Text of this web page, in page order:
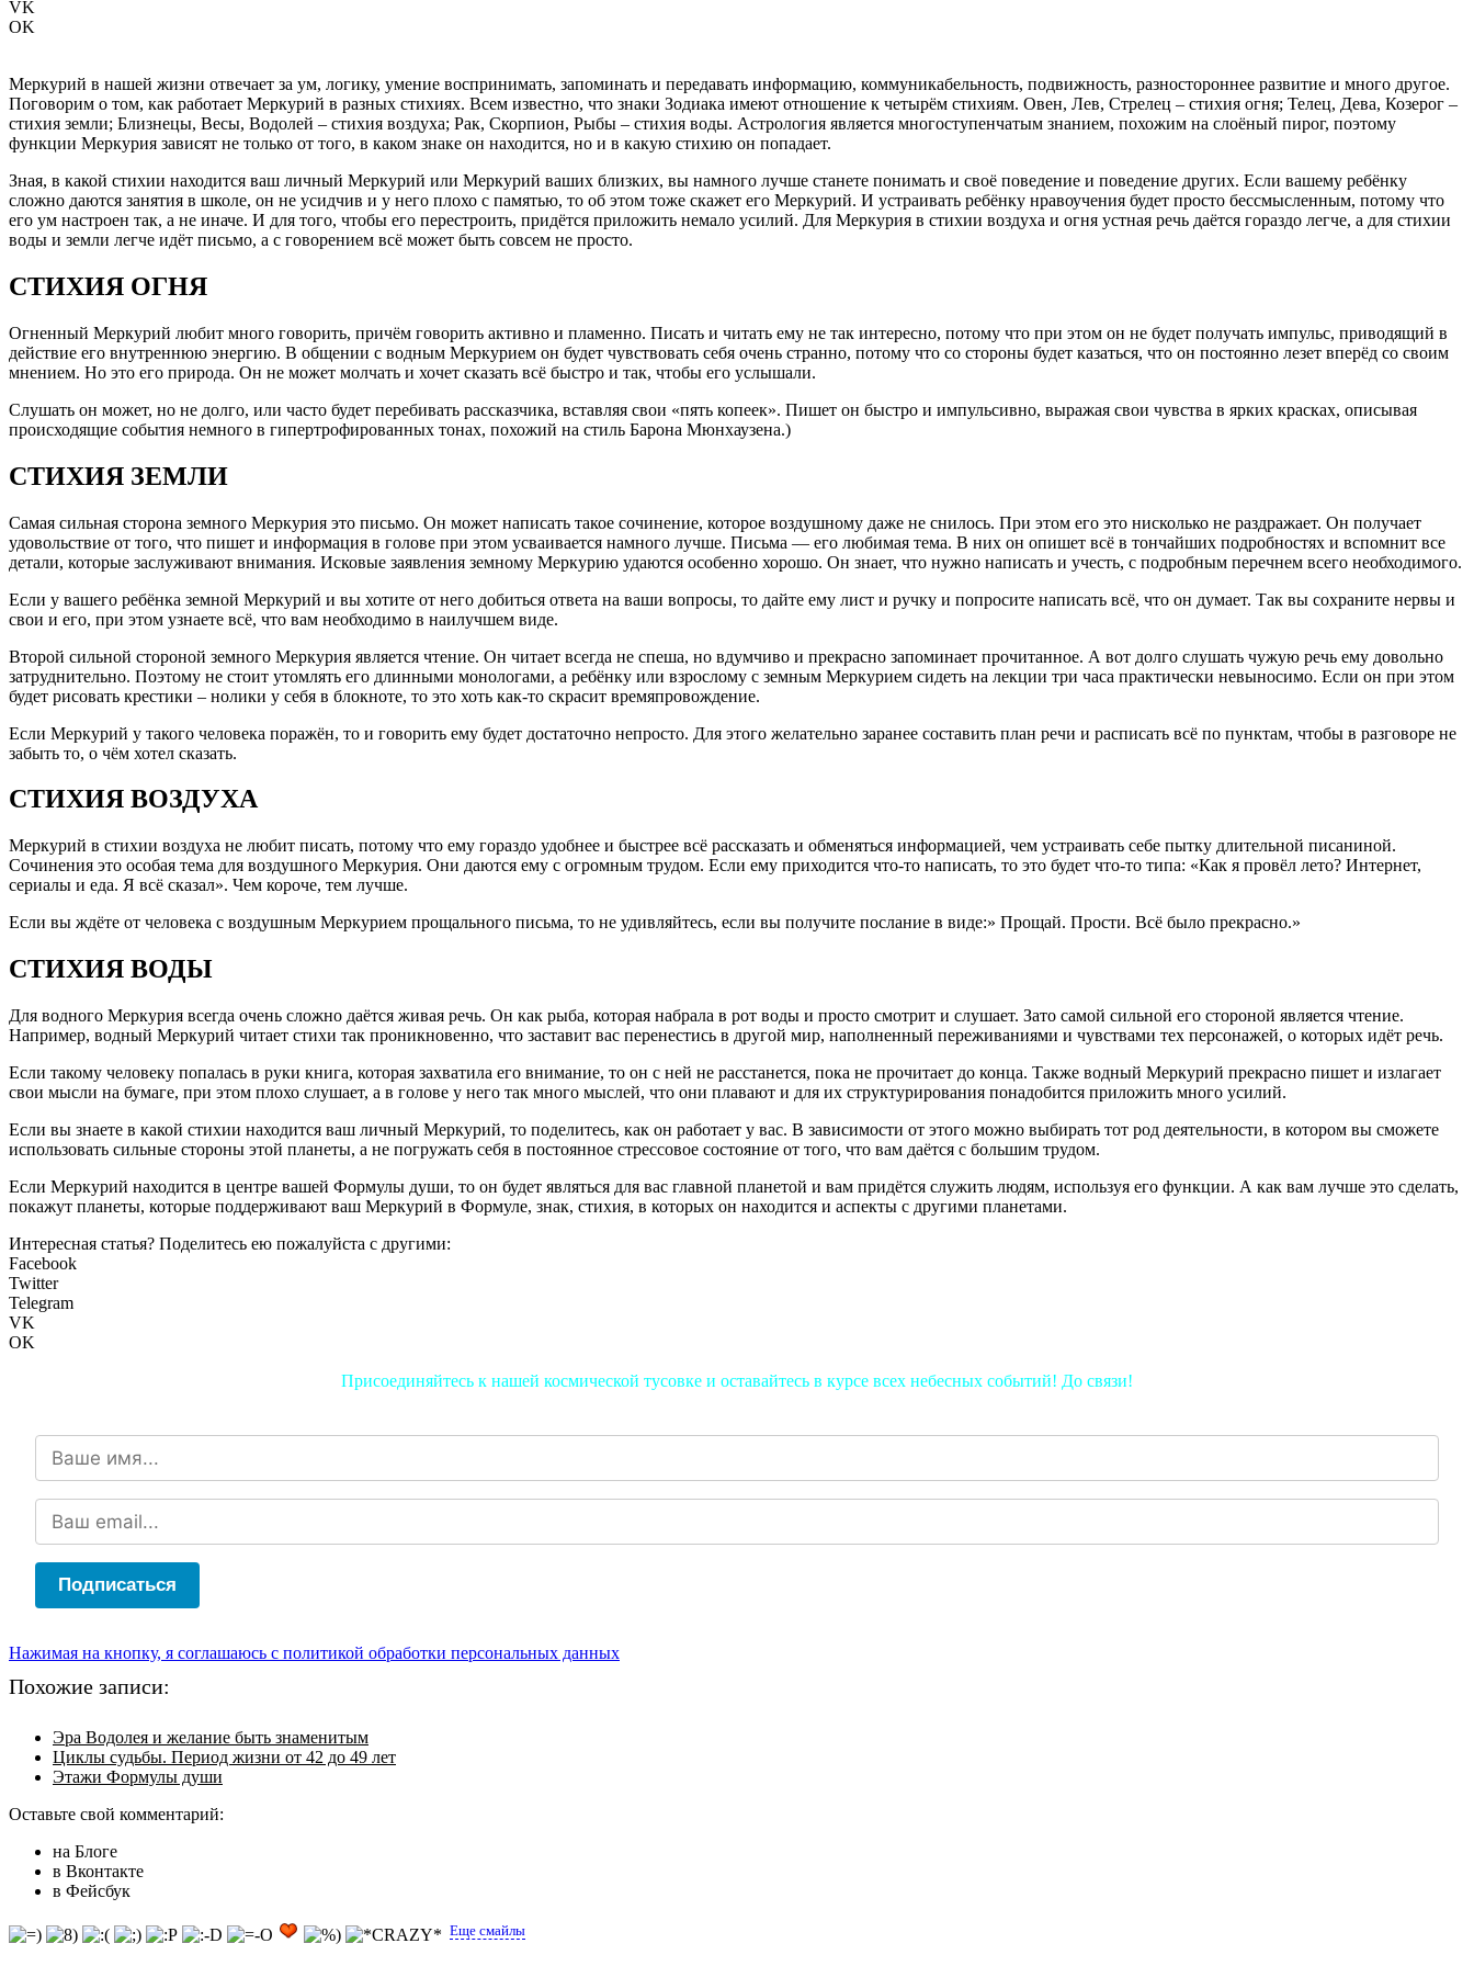
VK
OK
Меркурий в нашей жизни отвечает за ум, логику, умение воспринимать, запоминать и передавать информацию, коммуникабельность, подвижность, разностороннее развитие и много другое.
Поговорим о том, как работает Меркурий в разных стихиях. Всем известно, что знаки Зодиака имеют отношение к четырём стихиям. Овен, Лев, Стрелец – стихия огня; Телец, Дева, Козерог –
стихия земли; Близнецы, Весы, Водолей – стихия воздуха; Рак, Скорпион, Рыбы – стихия воды. Астрология является многоступенчатым знанием, похожим на слоёный пирог, поэтому
функции Меркурия зависят не только от того, в каком знаке он находится, но и в какую стихию он попадает.
Зная, в какой стихии находится ваш личный Меркурий или Меркурий ваших близких, вы намного лучше станете понимать и своё поведение и поведение других. Если вашему ребёнку
сложно даются занятия в школе, он не усидчив и у него плохо с памятью, то об этом тоже скажет его Меркурий. И устраивать ребёнку нравоучения будет просто бессмысленным, потому что
его ум настроен так, а не иначе. И для того, чтобы его перестроить, придётся приложить немало усилий. Для Меркурия в стихии воздуха и огня устная речь даётся гораздо легче, а для стихии
воды и земли легче идёт письмо, а с говорением всё может быть совсем не просто.
СТИХИЯ ОГНЯ
Огненный Меркурий любит много говорить, причём говорить активно и пламенно. Писать и читать ему не так интересно, потому что при этом он не будет получать импульс, приводящий в
действие его внутреннюю энергию. В общении с водным Меркурием он будет чувствовать себя очень странно, потому что со стороны будет казаться, что он постоянно лезет вперёд со своим
мнением. Но это его природа. Он не может молчать и хочет сказать всё быстро и так, чтобы его услышали.
Слушать он может, но не долго, или часто будет перебивать рассказчика, вставляя свои «пять копеек». Пишет он быстро и импульсивно, выражая свои чувства в ярких красках, описывая
происходящие события немного в гипертрофированных тонах, похожий на стиль Барона Мюнхаузена.)
СТИХИЯ ЗЕМЛИ
Самая сильная сторона земного Меркурия это письмо. Он может написать такое сочинение, которое воздушному даже не снилось. При этом его это нисколько не раздражает. Он получает
удовольствие от того, что пишет и информация в голове при этом усваивается намного лучше. Письма — его любимая тема. В них он опишет всё в тончайших подробностях и вспомнит все
детали, которые заслуживают внимания. Исковые заявления земному Меркурию удаются особенно хорошо. Он знает, что нужно написать и учесть, с подробным перечнем всего необходимого.
Если у вашего ребёнка земной Меркурий и вы хотите от него добиться ответа на ваши вопросы, то дайте ему лист и ручку и попросите написать всё, что он думает. Так вы сохраните нервы и
свои и его, при этом узнаете всё, что вам необходимо в наилучшем виде.
Второй сильной стороной земного Меркурия является чтение. Он читает всегда не спеша, но вдумчиво и прекрасно запоминает прочитанное. А вот долго слушать чужую речь ему довольно
затруднительно. Поэтому не стоит утомлять его длинными монологами, а ребёнку или взрослому с земным Меркурием сидеть на лекции три часа практически невыносимо. Если он при этом
будет рисовать крестики – нолики у себя в блокноте, то это хоть как-то скрасит времяпровождение.
Если Меркурий у такого человека поражён, то и говорить ему будет достаточно непросто. Для этого желательно заранее составить план речи и расписать всё по пунктам, чтобы в разговоре не
забыть то, о чём хотел сказать.
СТИХИЯ ВОЗДУХА
Меркурий в стихии воздуха не любит писать, потому что ему гораздо удобнее и быстрее всё рассказать и обменяться информацией, чем устраивать себе пытку длительной писаниной.
Сочинения это особая тема для воздушного Меркурия. Они даются ему с огромным трудом. Если ему приходится что-то написать, то это будет что-то типа: «Как я провёл лето? Интернет,
сериалы и еда. Я всё сказал». Чем короче, тем лучше.
Если вы ждёте от человека с воздушным Меркурием прощального письма, то не удивляйтесь, если вы получите послание в виде:» Прощай. Прости. Всё было прекрасно.»
СТИХИЯ ВОДЫ
Для водного Меркурия всегда очень сложно даётся живая речь. Он как рыба, которая набрала в рот воды и просто смотрит и слушает. Зато самой сильной его стороной является чтение.
Например, водный Меркурий читает стихи так проникновенно, что заставит вас перенестись в другой мир, наполненный переживаниями и чувствами тех персонажей, о которых идёт речь.
Если такому человеку попалась в руки книга, которая захватила его внимание, то он с ней не расстанется, пока не прочитает до конца. Также водный Меркурий прекрасно пишет и излагает
свои мысли на бумаге, при этом плохо слушает, а в голове у него так много мыслей, что они плавают и для их структурирования понадобится приложить много усилий.
Если вы знаете в какой стихии находится ваш личный Меркурий, то поделитесь, как он работает у вас. В зависимости от этого можно выбирать тот род деятельности, в котором вы сможете
использовать сильные стороны этой планеты, а не погружать себя в постоянное стрессовое состояние от того, что вам даётся с большим трудом.
Если Меркурий находится в центре вашей Формулы души, то он будет являться для вас главной планетой и вам придётся служить людям, используя его функции. А как вам лучше это сделать,
покажут планеты, которые поддерживают ваш Меркурий в Формуле, знак, стихия, в которых он находится и аспекты с другими планетами.
Интересная статья? Поделитесь ею пожалуйста с другими:
Facebook
Twitter
Telegram
VK
OK
Присоединяйтесь к нашей космической тусовке и оставайтесь в курсе всех небесных событий! До связи!
Подписаться
Нажимая на кнопку, я соглашаюсь с политикой обработки персональных данных
Похожие записи:
Эра Водолея и желание быть знаменитым
Циклы судьбы. Период жизни от 42 до 49 лет
Этажи Формулы души
Оставьте свой комментарий:
на Блоге
в Вконтакте
в Фейсбук
Еще смайлы